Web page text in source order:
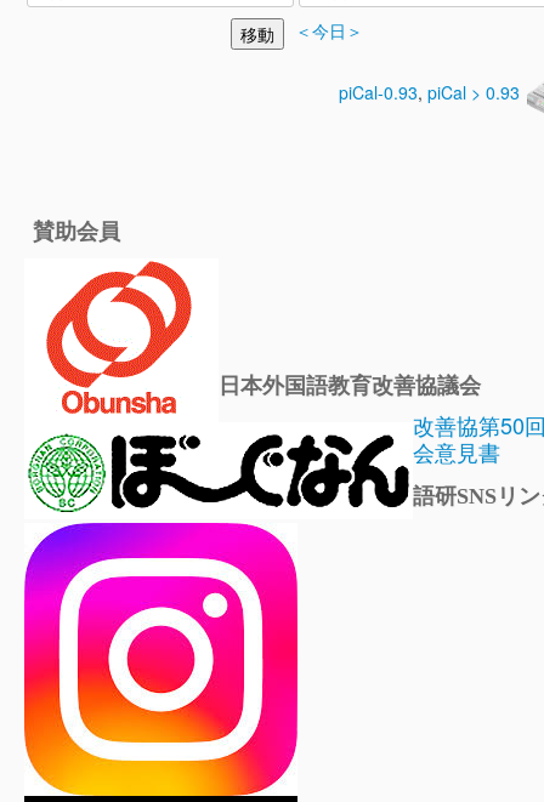
＜今日＞
piCal-0.93, piCal > 0.93
賛助会員
日本外国語教育改善協議会
改善協第50
会意見書
語研SNSリ